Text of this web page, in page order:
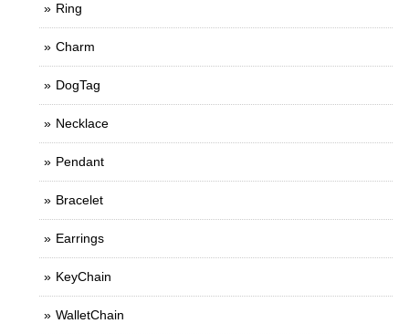
Ring
Charm
DogTag
Necklace
Pendant
Bracelet
Earrings
KeyChain
WalletChain